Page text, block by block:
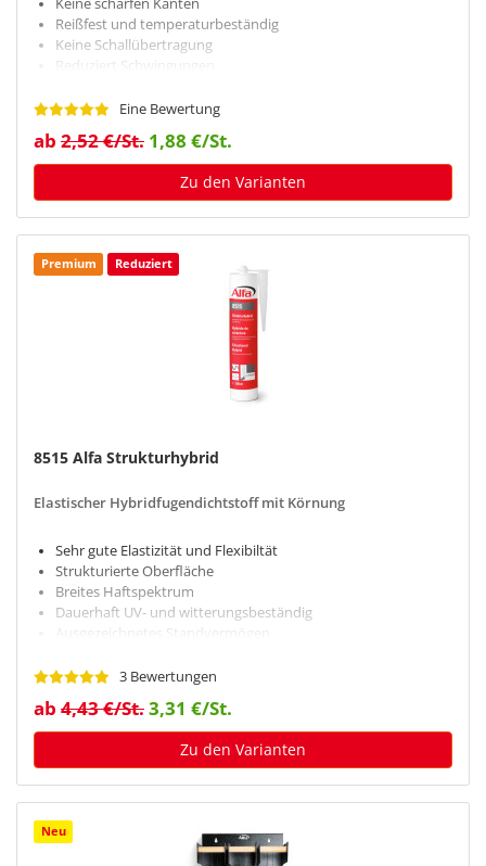
Keine scharfen Kanten
Reißfest und temperaturbeständig
Keine Schallübertragung
Reduziert Schwingungen
Eine Bewertung
ab 2,52 €/St. 1,88 €/St.
Zu den Varianten
Premium Reduziert
8515 Alfa Strukturhybrid
Elastischer Hybridfugendichtstoff mit Körnung
Sehr gute Elastizität und Flexibiltät
Strukturierte Oberfläche
Breites Haftspektrum
Dauerhaft UV- und witterungsbeständig
Ausgezeichnetes Standvermögen
3 Bewertungen
ab 4,43 €/St.3,31 €/St.
Zu den Varianten
Neu